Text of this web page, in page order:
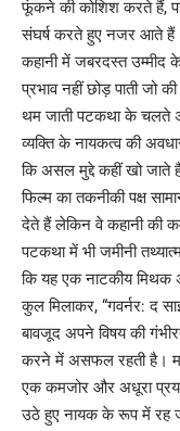
फूंकने की कोशिश करते हैं,
संघर्ष करते हुए नजर आते
कहानी में जबरदस्त उम्मीद
प्रभाव नहीं छोड़ पाती जो
थम जाती पटकथा के चलते
व्यक्ति के नायकत्व की
कि असल मुद्दे कहीं खो जाते
फिल्म का तकनीकी पक्ष
देते हैं लेकिन वे कहानी की
पटकथा में भी जमीनी
कि यह एक नाटकीय मिथक
कुल मिलाकर, “गवर्नर: द
बावजूद अपने विषय की
करने में असफल रहती है।
एक कमजोर और अधूरा
उठे हुए नायक के रूप में रह